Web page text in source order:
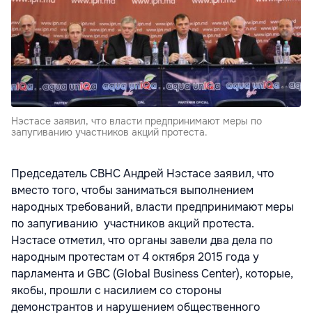
Нэстасе заявил, что власти предпринимают меры по
запугиванию участников акций протеста.
Председатель СВНС Андрей Нэстасе заявил, что
вместо того, чтобы заниматься выполнением
народных требований, власти предпринимают меры
по запугиванию участников акций протеста.
Нэстасе отметил, что органы завели два дела по
народным протестам от 4 октября 2015 года у
парламента и GBC (Global Business Center), которые,
якобы, прошли с насилием со стороны
демонстрантов и нарушением общественного